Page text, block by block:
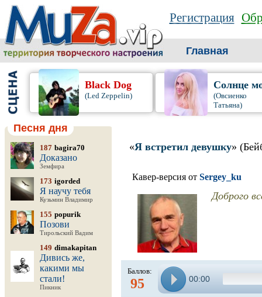
Регистрация
Главная
Black Dog
(Led Zeppelin)
Солнце
(Овсиенко
Татьяна)
Песня дня
187 bagira70
Доказано
Земфира
173 igorded
Я научу тебя
Кузьмин Владимир
155 popurik
Позови
Тирольский Вадим
149 dimakapitan
Дивись же,
какими мы
стали!
Пикник
«Я встретил девушку»
Кавер-версия от Sergey_ku
Доброго
Баллов:
95 00:00